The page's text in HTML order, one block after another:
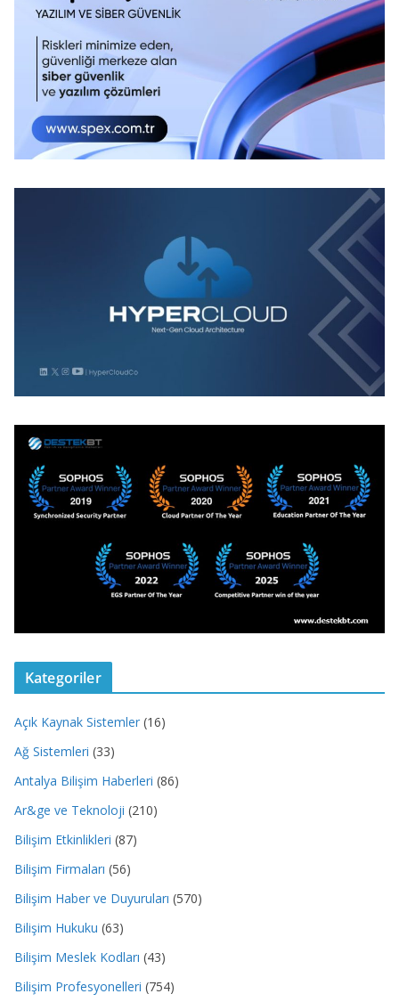
Kategoriler
Açık Kaynak Sistemler (16)
Ağ Sistemleri (33)
Antalya Bilişim Haberleri (86)
Ar&ge ve Teknoloji (210)
Bilişim Etkinlikleri (87)
Bilişim Firmaları (56)
Bilişim Haber ve Duyuruları (570)
Bilişim Hukuku (63)
Bilişim Meslek Kodları (43)
Bilişim Profesyonelleri (754)